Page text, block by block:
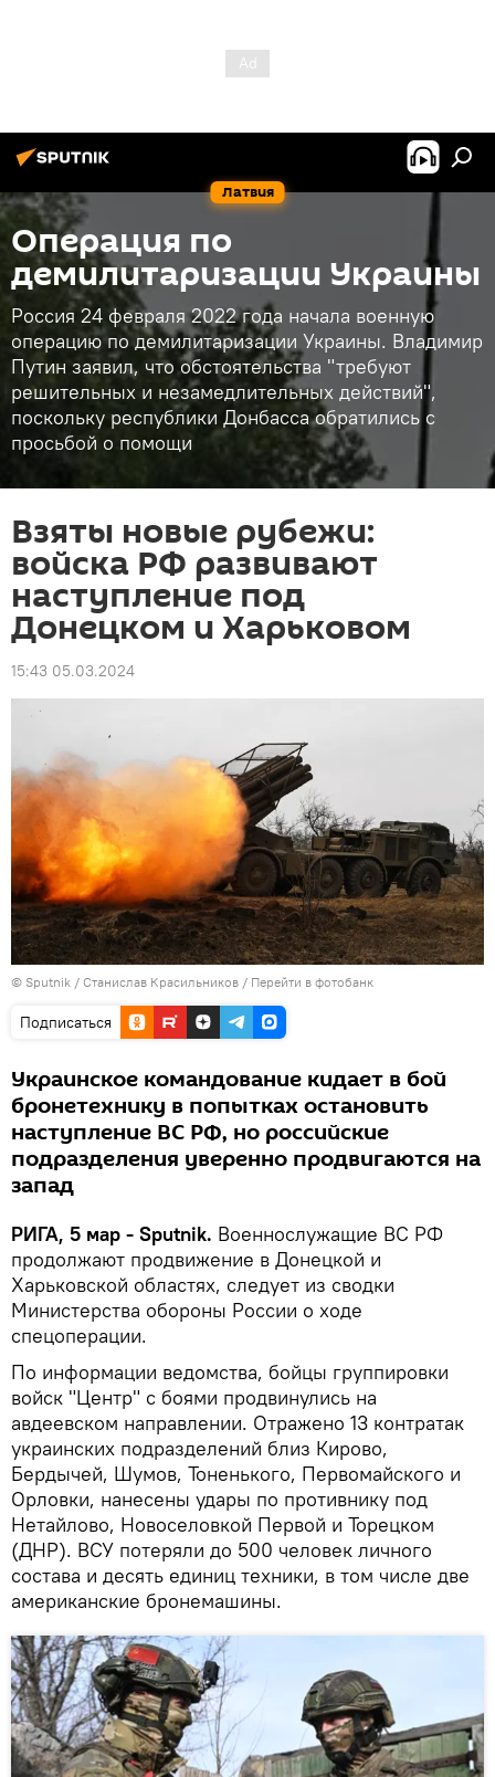
Латвия
Операция по
демилитаризации Украины
Россия 24 февраля 2022 года начала военную
операцию по демилитаризации Украины. Владимир
Путин заявил, что обстоятельства "требуют
решительных и незамедлительных действий",
поскольку республики Донбасса обратились с
просьбой о помощи
Взяты новые рубежи:
войска РФ развивают
наступление под
Донецком и Харьковом
15:43 05.03.2024
© Sputnik / Станислав Красильников / Перейти в фотобанк
Подписаться
Украинское командование кидает в бой
бронетехнику в попытках остановить
наступление ВС РФ, но российские
подразделения уверенно продвигаются на
запад
РИГА, 5 мар - Sputnik. Военнослужащие ВС РФ
продолжают продвижение в Донецкой и
Харьковской областях, следует из сводки
Министерства обороны России о ходе
спецоперации.
По информации ведомства, бойцы группировки
войск "Центр" с боями продвинулись на
авдеевском направлении. Отражено 13 контратак
украинских подразделений близ Кирово,
Бердычей, Шумов, Тоненького, Первомайского и
Орловки, нанесены удары по противнику под
Нетайлово, Новоселовкой Первой и Торецком
(ДНР). ВСУ потеряли до 500 человек личного
состава и десять единиц техники, в том числе две
американские бронемашины.